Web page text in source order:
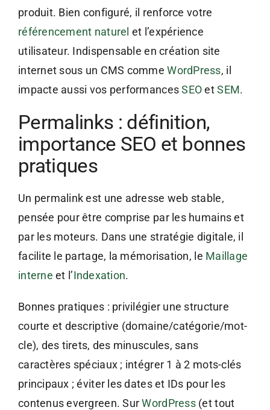
produit. Bien configuré, il renforce votre
référencement naturel et l’expérience
utilisateur. Indispensable en création site
internet sous un CMS commeWordPress, il
impacte aussi vos performancesSEOetSEM.
Permalinks : définition,
importance SEO et bonnes
pratiques
Un permalink est une adresse web stable,
pensée pour être comprise par les humains et
par les moteurs. Dans une stratégie digitale, il
facilite le partage, la mémorisation, le Maillage
interne et l’Indexation.
Bonnes pratiques : privilégier une structure
courte et descriptive (domaine/catégorie/mot-
cle), des tirets, des minuscules, sans
caractères spéciaux ; intégrer 1 à 2 mots-clés
principaux ; éviter les dates et IDs pour les
contenus evergreen. SurWordPress(et tout